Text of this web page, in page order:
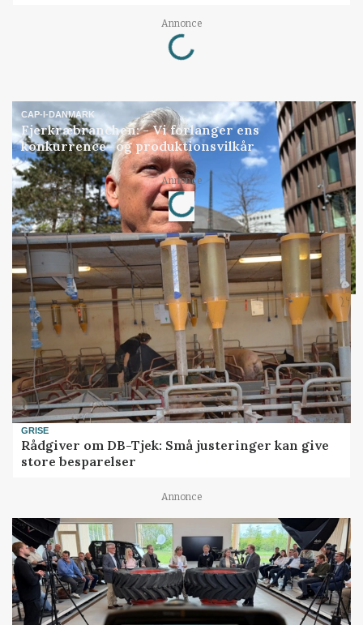
Annonce
Loading...
CAP-I-DANMARK
Fjerkræbranchen: - Vi forlanger ens
konkurrence- og produktionsvilkår
Annonce
Loading...
GRISE
Rådgiver om DB-Tjek: Små justeringer kan give
store besparelser
Annonce